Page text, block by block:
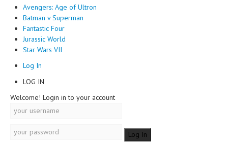
Avengers: Age of Ultron
Batman v Superman
Fantastic Four
Jurassic World
Star Wars VII
Log In
LOG IN
Welcome! Login in to your account